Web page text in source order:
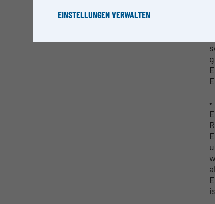
EINSTELLUNGEN VERWALTEN